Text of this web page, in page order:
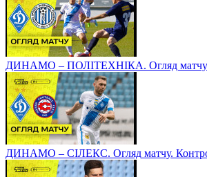
ДИНАМО – ПОЛІТЕХНІКА. Огляд матчу.
ДИНАМО – СІЛЕКС. Огляд матчу.